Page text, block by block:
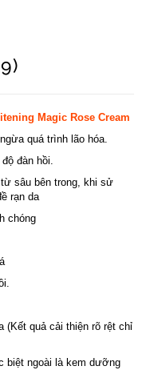
Magic Rose Cream
quá trình lão hóa.
đàn hồi.
sâu bên trong, khi sử
rạn da
chóng
(Kết quả cải thiện rõ rệt chỉ
ngoài là kem dưỡng